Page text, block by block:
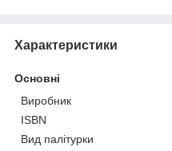
Характеристики
Основні
Виробник
ISBN
Вид палітурки